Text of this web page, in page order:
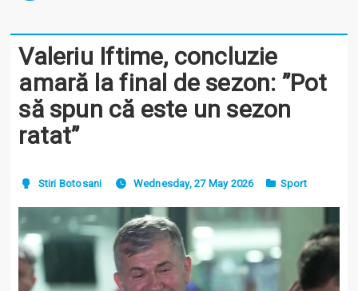
Valeriu Iftime, concluzie
amară la final de sezon: ”Pot
să spun că este un sezon
ratat”
Stiri Botosani Wednesday, 27 May 2026 Sport